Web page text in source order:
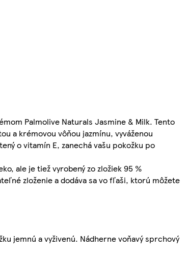
Palmolive Naturals Jasmine & Milk. Tento
a krémovou vôňou jazmínu, vyváženou
o vitamín E, zanechá vašu pokožku po
ale je tiež vyrobený zo zložiek 95 %
zloženie a dodáva sa vo fľaši, ktorú môžete
jemnú a vyživenú. Nádherne voňavý sprchový